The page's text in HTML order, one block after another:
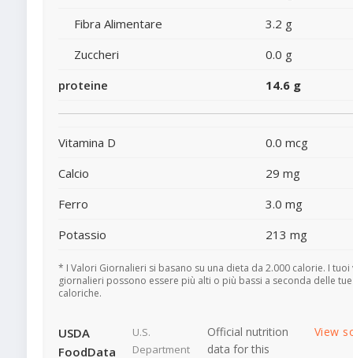
Fibra Alimentare
3.2 g
Zuccheri
0.0 g
proteine
14.6 g
Vitamina D
0.0 mcg
Calcio
29 mg
Ferro
3.0 mg
Potassio
213 mg
* I Valori Giornalieri si basano su una dieta da 2.000 calorie. I
giornalieri possono essere più alti o più bassi a seconda delle
caloriche.
USDA
FoodData
U.S.
Department
Official nutrition
data for this
View